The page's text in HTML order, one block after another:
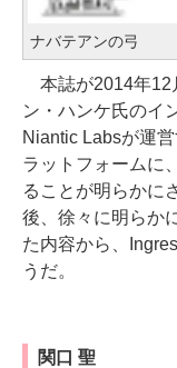
ナバテアンの弓
本誌が2014年12
ン・ハンケ氏のイ
Niantic Labsが運
ラットフォームに
ることが明らかに
後、徐々に明らか
た内容から、
うだ。
関口 聖